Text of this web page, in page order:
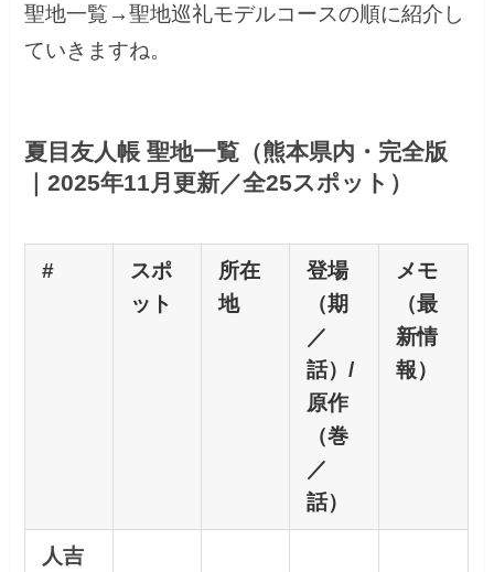
聖地一覧→聖地巡礼モデルコースの順に紹介し
ていきますね。
夏目友人帳 聖地一覧（熊本県内・完全版
｜2025年11月更新／全25スポット）
#
スポ
ット
所在
地
登場
（期
／
話）/
原作
（巻
／
話）
メモ
（最
新情
報）
人吉